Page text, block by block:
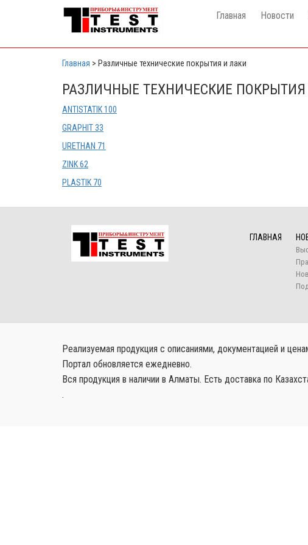
Главная Новости
Главная > Различные технические покрытия и лаки
РАЗЛИЧНЫЕ ТЕХНИЧЕСКИЕ
ANTISTATIK 100
GRAPHIT 33
URETHAN 71
ZINK 62
PLASTIK 70
ГЛАВНАЯ
Реализуемая продукция с описаниями, документацией и
Портал обновляется ежедневно.
Вся продукция в наличии в Алматы. Есть доставка по
.